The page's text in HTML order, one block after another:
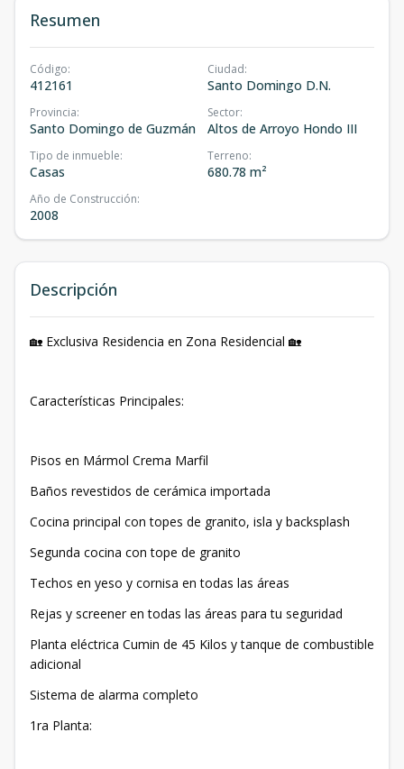
Resumen
Código:
412161
Ciudad:
Santo Domingo D.N.
Provincia:
Santo Domingo de Guzmán
Sector:
Altos de Arroyo Hondo III
Tipo de inmueble:
Casas
Terreno:
680.78 m²
Año de Construcción:
2008
Descripción
🏡 Exclusiva Residencia en Zona Residencial 🏡
Características Principales:
Pisos en Mármol Crema Marfil
Baños revestidos de cerámica importada
Cocina principal con topes de granito, isla y backsplash
Segunda cocina con tope de granito
Techos en yeso y cornisa en todas las áreas
Rejas y screener en todas las áreas para tu seguridad
Planta eléctrica Cumin de 45 Kilos y tanque de combustible
adicional
Sistema de alarma completo
1ra Planta: